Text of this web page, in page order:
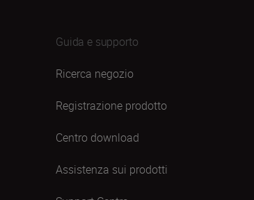
Guida e supporto
Ricerca negozio
Registrazione prodotto
Centro download
Assistenza sui prodotti